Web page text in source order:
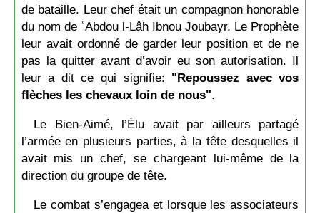
de bataille. Leur chef était un compagnon honorable
du nom de ʿAbdou l-Lâh Ibnou Joubayr. Le Prophète
leur avait ordonné de garder leur position et de ne
pas la quitter avant d’avoir eu son autorisation. Il
leur a dit ce qui signifie: "Repoussez avec vos
flèches les chevaux loin de nous".
Le Bien-Aimé, l’Élu avait par ailleurs partagé
l’armée en plusieurs parties, à la tête desquelles il
avait mis un chef, se chargeant lui-même de la
direction du groupe de tête.
Le combat s’engagea et lorsque les associateurs